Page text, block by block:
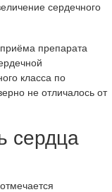
сердечного
препарата
класса по
не отличалось от
сердца